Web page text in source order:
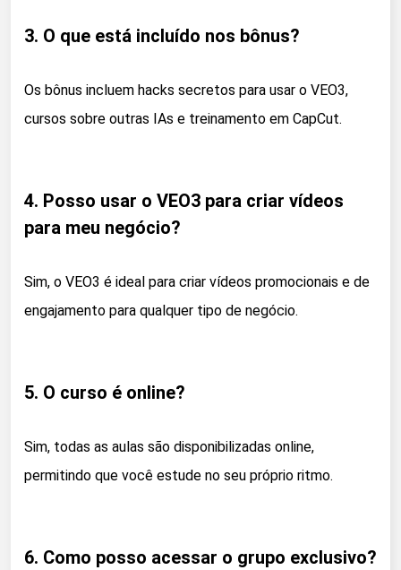
3. O que está incluído nos bônus?
Os bônus incluem hacks secretos para usar o VEO3,
cursos sobre outras IAs e treinamento em CapCut.
4. Posso usar o VEO3 para criar vídeos
para meu negócio?
Sim, o VEO3 é ideal para criar vídeos promocionais e de
engajamento para qualquer tipo de negócio.
5. O curso é online?
Sim, todas as aulas são disponibilizadas online,
permitindo que você estude no seu próprio ritmo.
6. Como posso acessar o grupo exclusivo?